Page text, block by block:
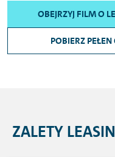
OBEJRZYJ FILM O
POBIERZ
ZALETY